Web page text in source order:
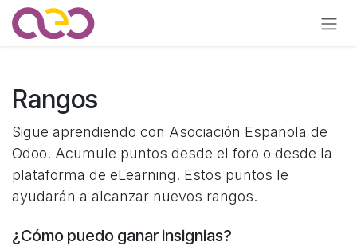
Ir al contenido
Rangos
Sigue aprendiendo con Asociación Española de
Odoo. Acumule puntos desde el foro o desde la
plataforma de eLearning. Estos puntos le
ayudarán a alcanzar nuevos rangos.
¿Cómo puedo ganar insignias?